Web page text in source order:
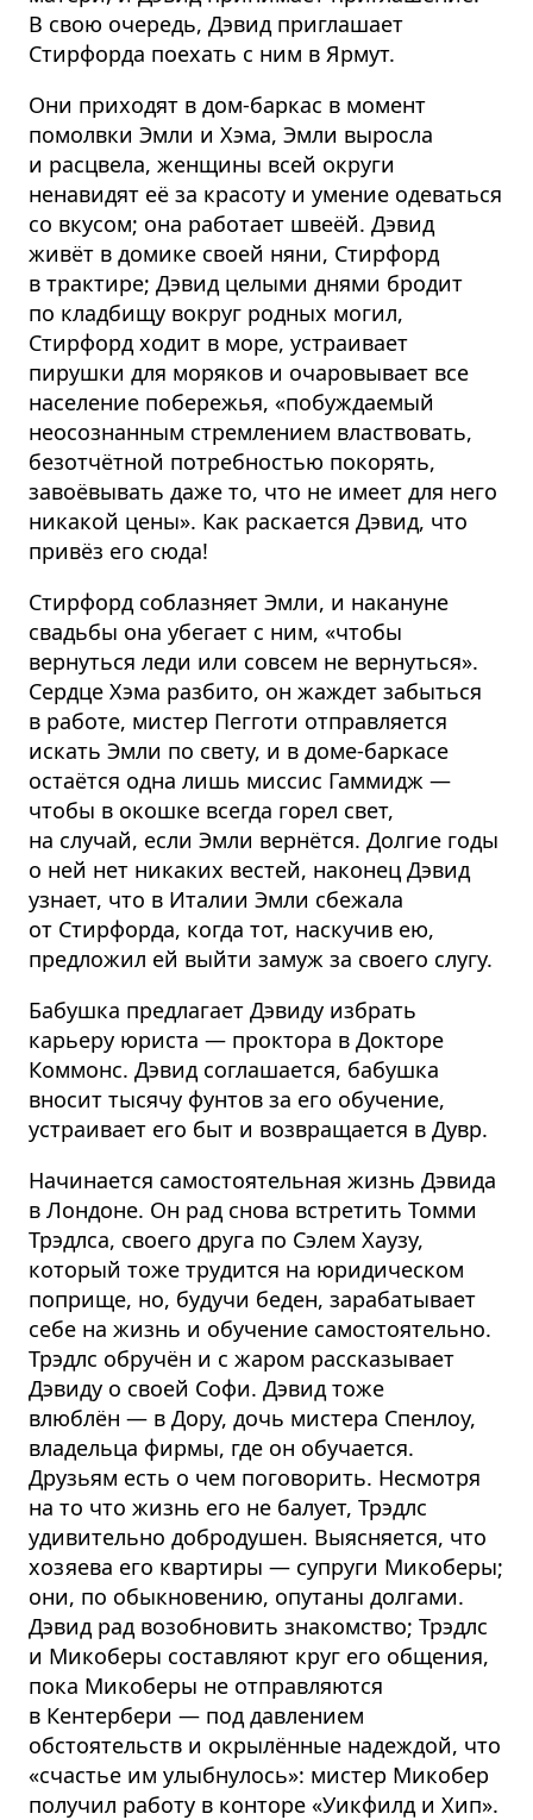
В свою очередь, Дэвид приглашает
Стирфорда поехать с ним в Ярмут.
Они приходят в дом-баркас в момент
помолвки Эмли и Хэма, Эмли выросла
и расцвела, женщины всей округи
ненавидят её за красоту и умение одеваться
со вкусом; она работает швеёй. Дэвид
живёт в домике своей няни, Стирфорд
в трактире; Дэвид целыми днями бродит
по кладбищу вокруг родных могил,
Стирфорд ходит в море, устраивает
пирушки для моряков и очаровывает все
население побережья, «побуждаемый
неосознанным стремлением властвовать,
безотчётной потребностью покорять,
завоёвывать даже то, что не имеет для него
никакой цены». Как раскается Дэвид, что
привёз его сюда!
Стирфорд соблазняет Эмли, и накануне
свадьбы она убегает с ним, «чтобы
вернуться леди или совсем не вернуться».
Сердце Хэма разбито, он жаждет забыться
в работе, мистер Пегготи отправляется
искать Эмли по свету, и в доме-баркасе
остаётся одна лишь миссис Гаммидж —
чтобы в окошке всегда горел свет,
на случай, если Эмли вернётся. Долгие годы
о ней нет никаких вестей, наконец Дэвид
узнает, что в Италии Эмли сбежала
от Стирфорда, когда тот, наскучив ею,
предложил ей выйти замуж за своего слугу.
Бабушка предлагает Дэвиду избрать
карьеру юриста — проктора в Докторе
Коммонс. Дэвид соглашается, бабушка
вносит тысячу фунтов за его обучение,
устраивает его быт и возвращается в Дувр.
Начинается самостоятельная жизнь Дэвида
в Лондоне. Он рад снова встретить Томми
Трэдлса, своего друга по Сэлем Хаузу,
который тоже трудится на юридическом
поприще, но, будучи беден, зарабатывает
себе на жизнь и обучение самостоятельно.
Трэдлс обручён и с жаром рассказывает
Дэвиду о своей Софи. Дэвид тоже
влюблён — в Дору, дочь мистера Спенлоу,
владельца фирмы, где он обучается.
Друзьям есть о чем поговорить. Несмотря
на то что жизнь его не балует, Трэдлс
удивительно добродушен. Выясняется, что
хозяева его квартиры — супруги Микоберы;
они, по обыкновению, опутаны долгами.
Дэвид рад возобновить знакомство; Трэдлс
и Микоберы составляют круг его общения,
пока Микоберы не отправляются
в Кентербери — под давлением
обстоятельств и окрылённые надеждой, что
«счастье им улыбнулось»: мистер Микобер
получил работу в конторе «Уикфилд и Хип».